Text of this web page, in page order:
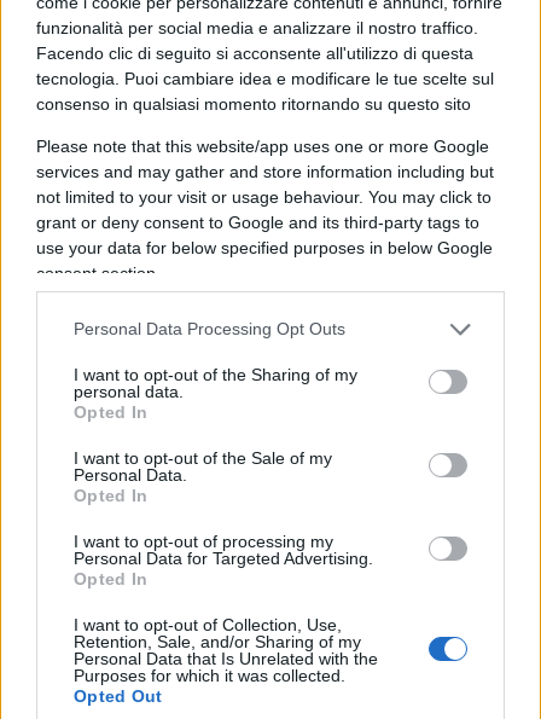
funzionalità per social media e analizzare il nostro traffico.
Facendo clic di seguito si acconsente all'utilizzo di questa
tecnologia. Puoi cambiare idea e modificare le tue scelte sul
consenso in qualsiasi momento ritornando su questo sito
Please note that this website/app uses one or more Google
services and may gather and store information including but
not limited to your visit or usage behaviour. You may click to
grant or deny consent to Google and its third-party tags to
use your data for below specified purposes in below Google
consent section.
Personal Data Processing Opt Outs
I want to opt-out of the Sharing of my
personal data.
Opted In
I want to opt-out of the Sale of my
Personal Data.
Opted In
I want to opt-out of processing my
Personal Data for Targeted Advertising.
Opted In
I want to opt-out of Collection, Use,
Retention, Sale, and/or Sharing of my
Personal Data that Is Unrelated with the
Purposes for which it was collected.
Opted Out
essa il pianeta, perchéVladimir Putinè stato
chiaro in proposito: alla Russia non interessa un
pianeta senza la Russia. Ma, in caso – più
probabile – di non conflitto, vi sarebbero stati
anni di atmosfera irrespirabile, peggiori degli anni
della Guerra Fredda. Se solo Zelensky, già nel
febbraio 2022, avesse accettato di mantenere la
solenne promessa del 16 luglio 1990 ove Ucraina
prometteva direstar fuori dalla Nato
anni li avremmo raccontati diversamente.
Se è la pace quel che si vuole, se è la pace quel
nessuna delle parti si mettano in atto azioni
minacciose. Il rafforzamento delle nostre presunte
difese è una di quelle azioni, perché ha tutta l’aria
di essereun rafforzamento delle nostre
andava respinto al mittente, tanto più che la
donna ha già dimostrato ampie incapacità in ogni
altro settore da ella toccato.